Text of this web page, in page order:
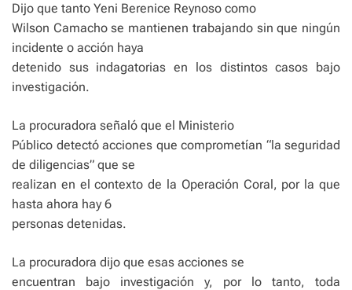
Dijo que tanto Yeni Berenice Reynoso como
Wilson Camacho se mantienen trabajando sin que ningún
incidente o acción haya
detenido sus indagatorias en los distintos casos bajo
investigación.
La procuradora señaló que el Ministerio
Público detectó acciones que comprometían “la seguridad
de diligencias” que se
realizan en el contexto de la Operación Coral, por la que
hasta ahora hay 6
personas detenidas.
La procuradora dijo que esas acciones se
encuentran bajo investigación y, por lo tanto, toda